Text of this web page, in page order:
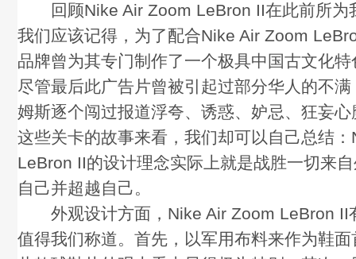
回顾Nike Air Zoom LeBron II在此前所为
我们应该记得，为了配合Nike Air Zoom
品牌曾为其专门制作了一个极具中国古文化
尽管最后此广告片曾被引起过部分华人的不
姆斯逐个闯过报道浮夸、诱惑、妒忌、狂妄
这些关卡的故事来看，我们却可以自己总结
LeBron II的设计理念实际上就是战胜一切来
自己并超越自己。
外观设计方面，Nike Air Zoom LeBron II
值得我们称道。首先，以军用布料来作为鞋